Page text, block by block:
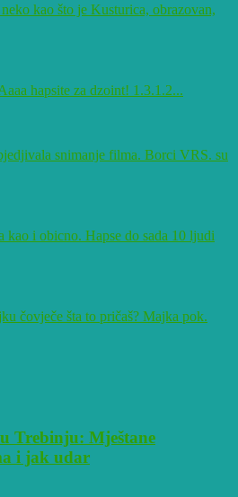
kao što je Kusturica, obrazovan,
hapsite za dzoint! 1.3.1.2...
snimanje filma. Borci VRS. su
kao i obicno. Hapse do sada 10 ljudi
čovječe šta to pričaš? Majka pok.
Trebinju: Mještane
i jak udar